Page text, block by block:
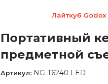
Лайткуб
Портативный
предметной
Артикул: NG-T6240 LED